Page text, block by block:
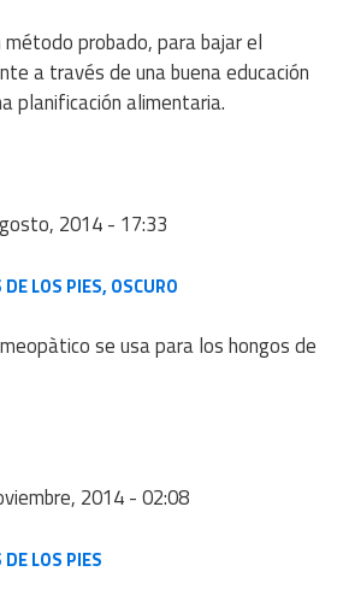
probado, para bajar el
a través de una buena educación
planificación alimentaria.
2014 - 17:33
LOS PIES, OSCURO
se usa para los hongos de
2014 - 02:08
LOS PIES